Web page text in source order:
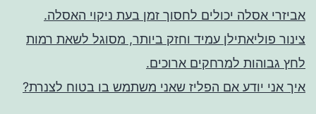
אביזרי אסלה יכולים לחסוך זמן בעת ניקוי האסלה.
צינור פוליאתילן עמיד וחזק ביותר, מסוגל לשאת רמות
לחץ גבוהות למרחקים ארוכים.
איך אני יודע אם הפליז שאני משתמש בו בטוח לצנרת?